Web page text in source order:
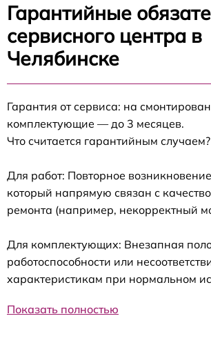
Гарантийные
сервисного центра в
Челябинске
Гарантия от сервиса: на
комплектующие — до 3 месяцев.
Что считается гарантийным случаем?
Для работ: Повторное
который напрямую связан с
ремонта (например, некорректный
Для комплектующих: Внезапная
работоспособности или
характеристикам при нормальном
Показать полностью